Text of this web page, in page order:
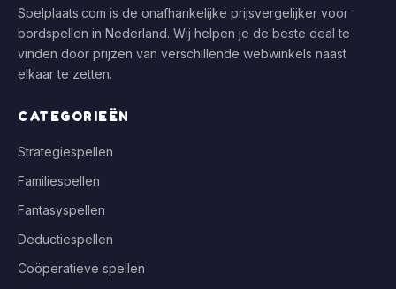
Spelplaats.com is de onafhankelijke prijsvergelijker voor
bordspellen in Nederland. Wij helpen je de beste deal te
vinden door prijzen van verschillende webwinkels naast
elkaar te zetten.
CATEGORIEËN
Strategiespellen
Familiespellen
Fantasyspellen
Deductiespellen
Coöperatieve spellen